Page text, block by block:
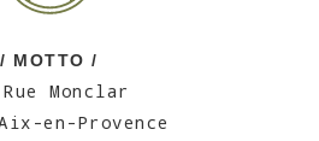
/ MOTTO /
Monclar
en-Provence